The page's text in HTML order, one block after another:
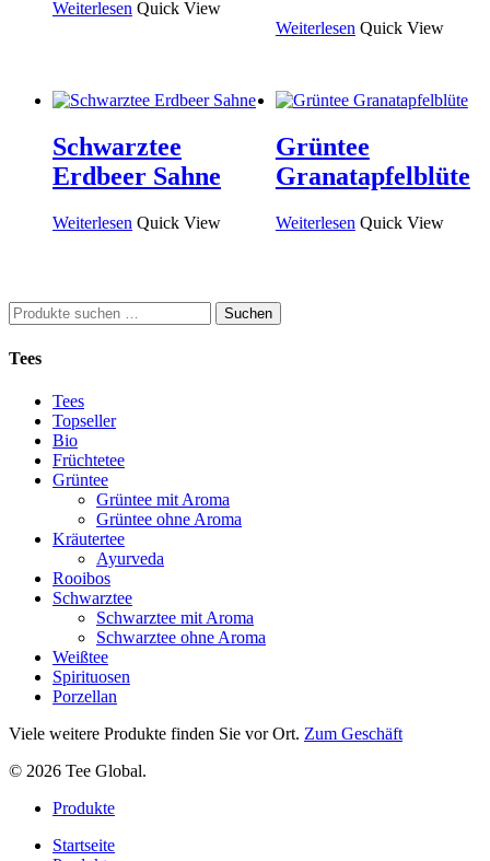
Weiterlesen Quick View
Weiterlesen Quick View
Schwarztee
Erdbeer Sahne
Weiterlesen Quick View
Grüntee
Granatapfelblüte
Weiterlesen Quick View
Suchen
nach:
Suchen
Tees
Tees
Topseller
Bio
Früchtetee
Grüntee
Grüntee mit Aroma
Grüntee ohne Aroma
Kräutertee
Ayurveda
Rooibos
Schwarztee
Schwarztee mit Aroma
Schwarztee ohne Aroma
Weißtee
Spirituosen
Porzellan
Viele weitere Produkte finden Sie vor Ort. Zum Geschäft
© 2026 Tee Global.
Close
Produkte
Startseite